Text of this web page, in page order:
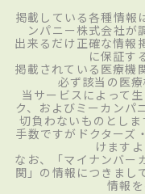
掲載している各種情報
ンパニー株式会社が
出来るだけ正確な情報
に保証す
掲載されている医療機
必ず該当の医
当サービスによって
ク、およびミーカンパ
切負わないものとし
手数ですがドクターズ
けます
なお、「マイナンバー
関」の情報につきまし
情報